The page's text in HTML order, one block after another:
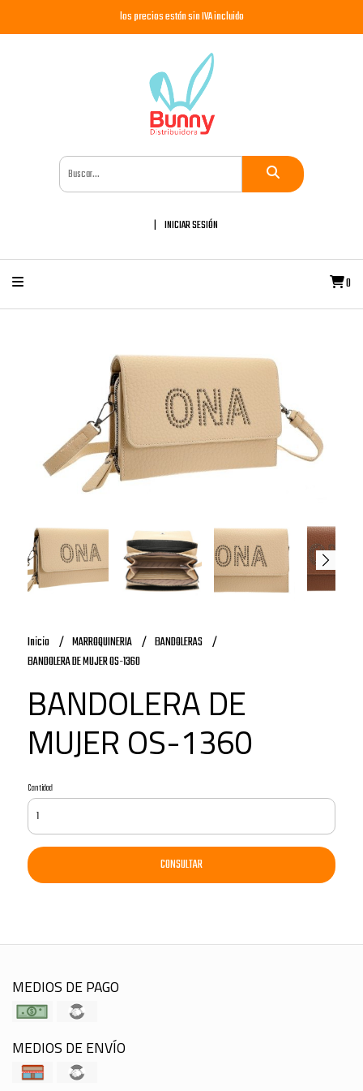
los precios están sin IVA incluido
INICIAR SESIÓN
0
Inicio MARROQUINERIA
BANDOLERAS
BANDOLERA DE MUJER OS-1360
BANDOLERA DE
MUJER OS-1360
Cantidad
CONSULTAR
MEDIOS DE PAGO
MEDIOS DE ENVÍO